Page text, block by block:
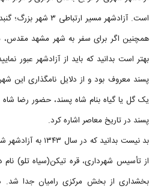
است. آزادشهر مسیر
همچنین اگر برای سفر به شهر مشهد مقدس،
بهتر است بدانید که باید از آزادشهر عبور
پسند معروف بود و از دلایل نامگذاری این
یک گل یا گیاه بنام شاه پسند، حضور رضا
پسند در تاریخ معاصر اشاره کرد.
بد نیست بدانید که